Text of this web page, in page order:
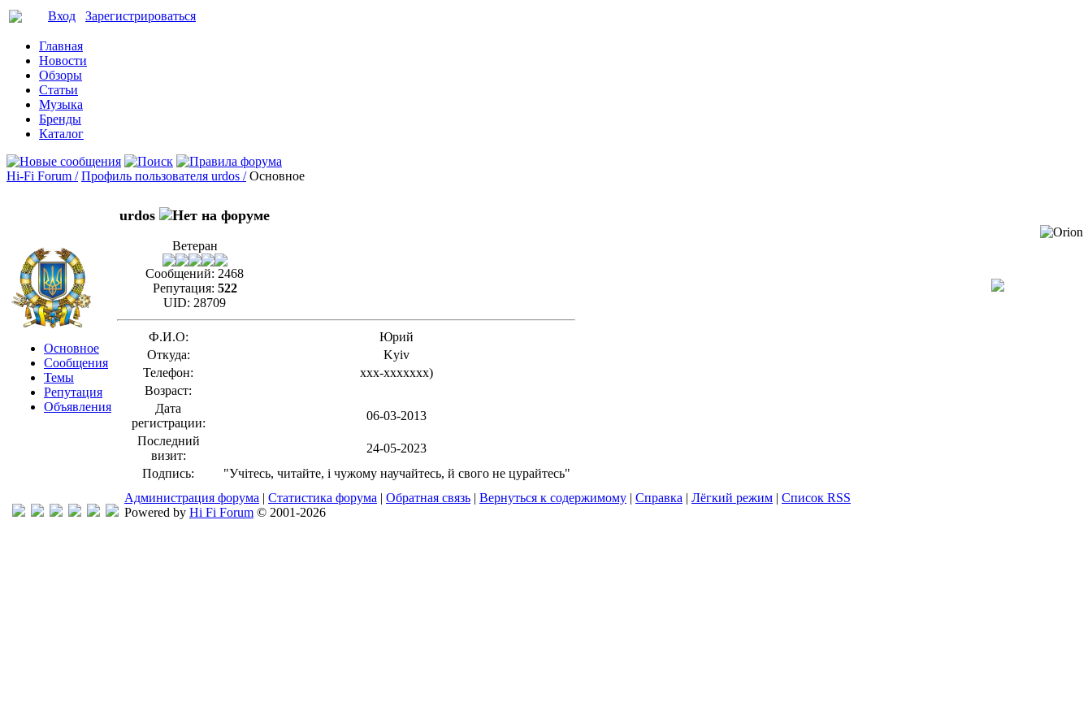
Вход Зарегистрироваться
Главная
Новости
Обзоры
Статьи
Музыка
Бренды
Каталог
Hi-Fi Forum / Профиль пользователя urdos / Основное
Основное
Сообщения
Темы
Репутация
Объявления
urdos
Ветеран
Сообщений: 2468
Репутация: 522
UID: 28709
Ф.И.О:
Юрий
Откуда:
Kyiv
Телефон:
xxx-xxxxxxx)
Возраст:
Дата
регистрации:
06-03-2013
Последний
визит:
24-05-2023
Подпись:
"Учітесь, читайте, і чужому научайтесь, й свого не цурайтесь"
Администрация форума | Статистика форума | Обратная связь | Вернуться к содержимому | Справка | Лёгкий режим | Список RSS
Powered by Hi Fi Forum © 2001-2026